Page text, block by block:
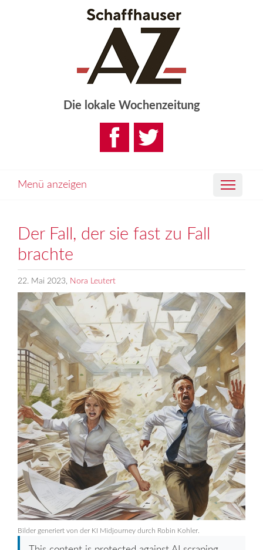
Die lokale Wochenzeitung
Menü anzeigen
Der Fall, der sie fast zu Fall
brachte
22. Mai 2023, Nora Leutert
Bilder generiert von der KI Midjourney durch Robin Kohler.